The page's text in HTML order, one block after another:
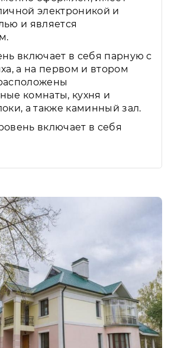
электроникой и
и является
включает в себя парную с
а на первом и втором
комнаты, кухня и
а также каминный зал.
включает в себя